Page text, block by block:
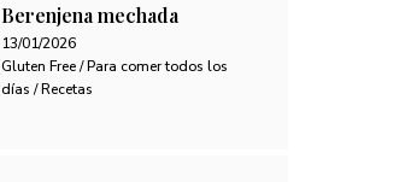
Berenjena mechada
13/01/2026
Gluten Free / Para comer todos los
días / Recetas